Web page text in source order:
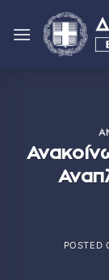
Μετάβαση
στο
περιεχόμενο
POSTED